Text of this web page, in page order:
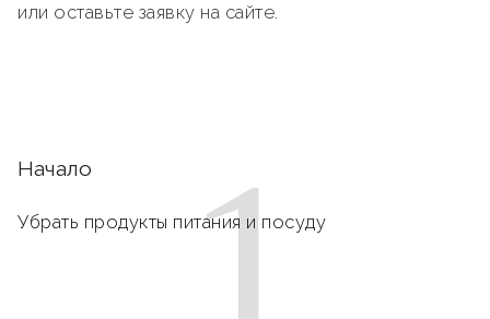
или оставьте заявку на сайте.
1
Начало
Убрать продукты питания и посуду